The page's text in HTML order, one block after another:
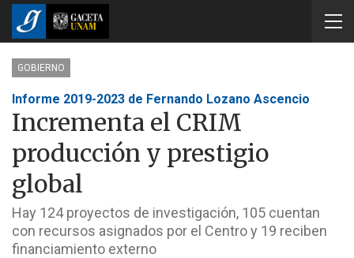
GOBIERNO
Informe 2019-2023 de Fernando Lozano Ascencio
Incrementa el CRIM
producción y prestigio
global
Hay 124 proyectos de investigación, 105 cuentan
con recursos asignados por el Centro y 19 reciben
financiamiento externo